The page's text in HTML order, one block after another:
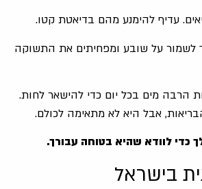
עדיף להימנע מהם בדיאטת קטו.
לשמור על שובע ומפחיתים את התשוקה
מים בכל יום כדי להישאר לחות.
אבל היא לא מתאימה לכולם.
כדי לוודא שהיא בטוחה עבורך.
בישראל